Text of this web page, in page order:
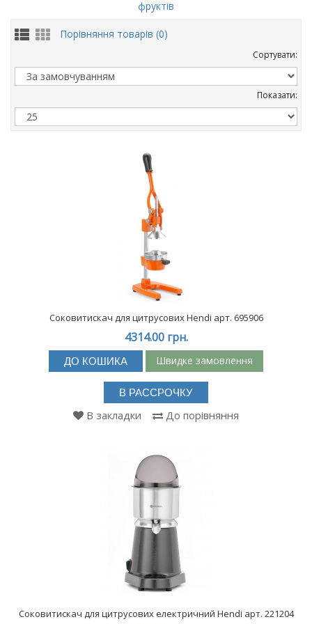
протязі всього 1 години. Також соковитискачі для бару та кафе дуже
фруктів та овочів, а сам агрегат (корпус апарату та його комплектуючі)
Соковитискач професійний: види
обладнання для закладів громадського
Існує кілька видів соковитискачів для кафе, купити які може кожен
власник ресторанного бізнесу, виходячи з потреб свого закладу:
Найчастіше в барах і невеликих кафе використовують автоматичні
соковитискачі, в яких весь процес повністю автоматизований і навіть
перед завантаженням фрукти не вимагають попереднього очищення,
оскільки цю процедуру також проводить сам апарат. А шнекові моделі
характеризуються додатковим бонусом - можливістю автоматичного
скидання макухи від переробки фруктів і в основному техніка може
використовуватися як у джус-барах, так і у великих точках та закладах
громадського харчування. Але все ж таки, перед тим, як купити
професійну соковижималку підприємцям необхідно окрему увагу
Пріоритетна сировина, яка використовуватиметься в даній
виробника.
фруктів
Порівняння товарів (0)
Сортувати:
Показати:
Соковитискач для цитрусових Hendi арт. 695906
4314.00 грн.
ДО КОШИКА Швидке замовлення
В РАССРОЧКУ
В закладки До порівняння
Соковитискач для цитрусових електричний Hendi арт. 221204